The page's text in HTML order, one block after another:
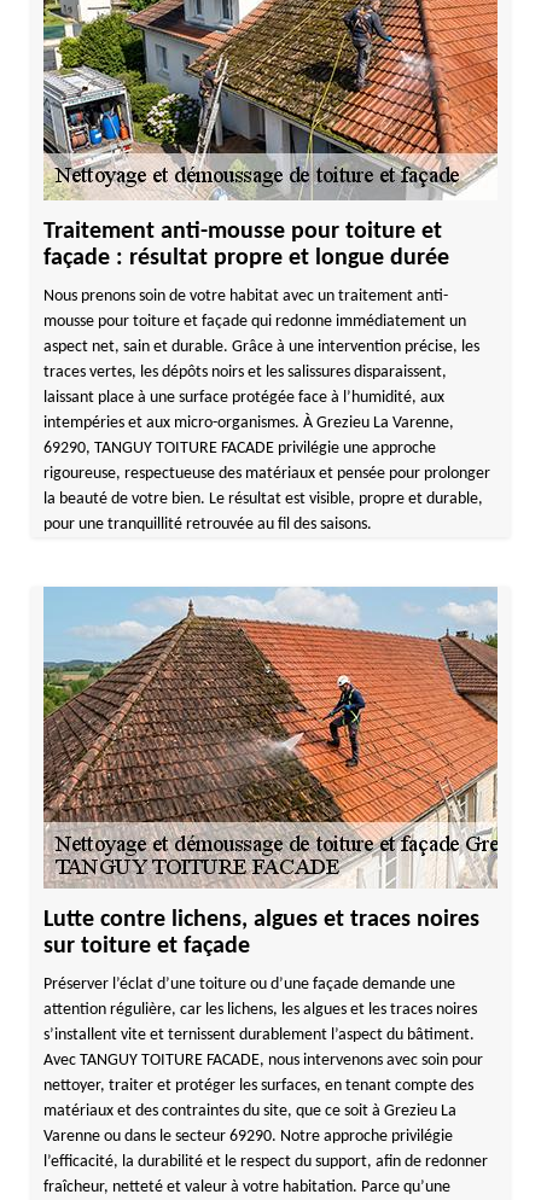
Traitement anti-mousse pour toiture et
façade : résultat propre et longue durée
Nous prenons soin de votre habitat avec un traitement anti-
mousse pour toiture et façade qui redonne immédiatement un
aspect net, sain et durable. Grâce à une intervention précise, les
traces vertes, les dépôts noirs et les salissures disparaissent,
laissant place à une surface protégée face à l’humidité, aux
intempéries et aux micro-organismes. À Grezieu La Varenne,
69290, TANGUY TOITURE FACADE privilégie une approche
rigoureuse, respectueuse des matériaux et pensée pour prolonger
la beauté de votre bien. Le résultat est visible, propre et durable,
pour une tranquillité retrouvée au fil des saisons.
Lutte contre lichens, algues et traces noires
sur toiture et façade
Préserver l’éclat d’une toiture ou d’une façade demande une
attention régulière, car les lichens, les algues et les traces noires
s’installent vite et ternissent durablement l’aspect du bâtiment.
Avec TANGUY TOITURE FACADE, nous intervenons avec soin pour
nettoyer, traiter et protéger les surfaces, en tenant compte des
matériaux et des contraintes du site, que ce soit à Grezieu La
Varenne ou dans le secteur 69290. Notre approche privilégie
l’efficacité, la durabilité et le respect du support, afin de redonner
fraîcheur, netteté et valeur à votre habitation. Parce qu’une